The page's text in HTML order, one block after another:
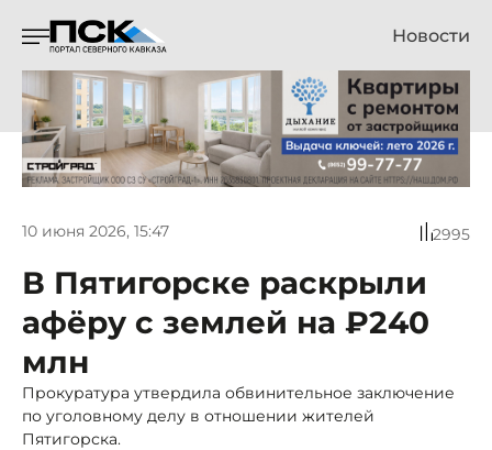
Новости
10 июня 2026, 15:47 2995
В Пятигорске раскрыли
афёру с землей на ₽240
млн
Прокуратура утвердила обвинительное заключение
по уголовному делу в отношении жителей
Пятигорска.